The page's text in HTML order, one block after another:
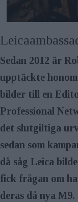
Sedan 2012 är
upptäckte
bilder till en
Professional
det slutgiltiga
sedan som
då såg Leica
fick frågan om
deras då nya